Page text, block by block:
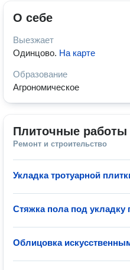
О себе
Выезжает
Одинцово. На карте
Образование
Агрономическое
Плиточные работы
Ремонт и строительство
Укладка тротуарной
Стяжка пола под укладку
Облицовка